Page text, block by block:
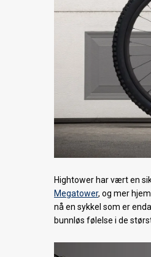
Hightower har vært en
Megatower, og mer
nå en sykkel som er
bunnløs følelse i de